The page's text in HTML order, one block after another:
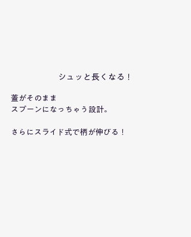
シュッと長くなる！
蓋がそのまま
スプーンになっちゃう設計。
さらにスライド式で柄が伸びる！